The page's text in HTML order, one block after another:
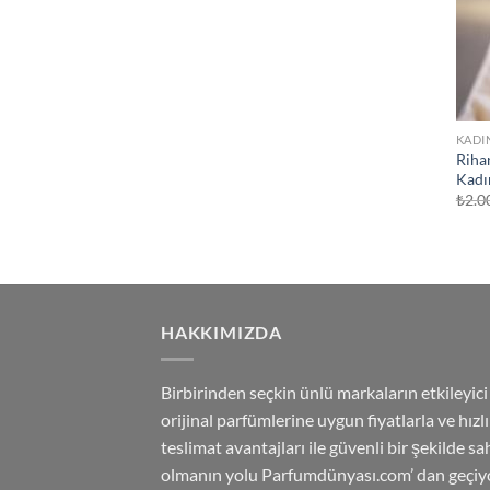
₺
HAKKIMIZDA
Birbirinden seçkin ünlü markaların etkileyici
orijinal parfümlerine uygun fiyatlarla ve hızlı
teslimat avantajları ile güvenli bir şekilde
olmanın yolu Parfumdünyası.com’ dan